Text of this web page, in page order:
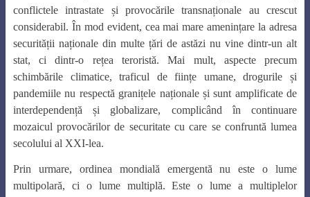
conflictele intrastate și provocările transnaționale au crescut
considerabil. În mod evident, cea mai mare amenințare la adresa
securității naționale din multe țări de astăzi nu vine dintr-un alt
stat, ci dintr-o rețea teroristă. Mai mult, aspecte precum
schimbările climatice, traficul de ființe umane, drogurile și
pandemiile nu respectă granițele naționale și sunt amplificate de
interdependență și globalizare, complicând în continuare
mozaicul provocărilor de securitate cu care se confruntă lumea
secolului al XXI-lea.
Prin urmare, ordinea mondială emergentă nu este o lume
multipolară, ci o lume multiplă. Este o lume a multiplelor